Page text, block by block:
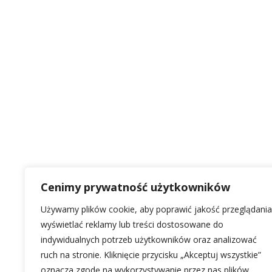
Cenimy prywatność użytkowników
Używamy plików cookie, aby poprawić jakość
wyświetlać reklamy lub treści dostosowane do
indywidualnych potrzeb użytkowników oraz analizować
ruch na stronie. Kliknięcie przycisku „Akceptuj wszystkie”